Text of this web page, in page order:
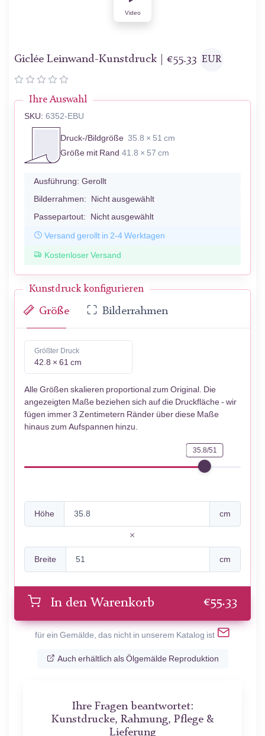
Video
Giclée Leinwand-Kunstdruck | €55.33 EUR
Ihre Auswahl
SKU: 6352-EBU
Druck-/Bildgröße 35.8 × 51 cm
Größe mit Rand 41.8 × 57 cm
Ausführung: Gerollt
Bilderrahmen: Nicht ausgewählt
Passepartout: Nicht ausgewählt
Versand gerollt in 2-4 Werktagen
Kostenloser Versand
Kunstdruck konfigurieren
Größe Bilderrahmen
Größter Druck
42.8 × 61 cm
Alle Größen skalieren proportional zum Original. Die
angezeigten Maße beziehen sich auf die Druckfläche - wir
fügen immer 3 Zentimetern Ränder über diese Maße
hinaus zum Aufspannen hinzu.
35.8/51
Höhe cm
Breite cm
In den Warenkorb €55.33
für ein Gemälde, das nicht in unserem Katalog ist
Auch erhältlich als Ölgemälde Reproduktion
Ihre Fragen beantwortet:
Kunstdrucke, Rahmung, Pflege &
Lieferung